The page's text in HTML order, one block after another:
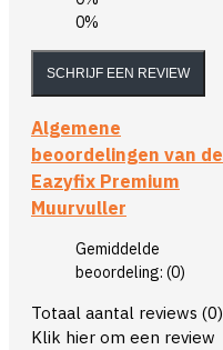
0%
SCHRIJF EEN REVIEW
Algemene
beoordelingen van de
Eazyfix Premium
Muurvuller
Gemiddelde
beoordeling: (0)
Totaal aantal reviews (0)
Klik hier om een review